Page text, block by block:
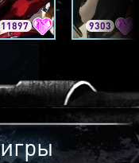
11897 9303